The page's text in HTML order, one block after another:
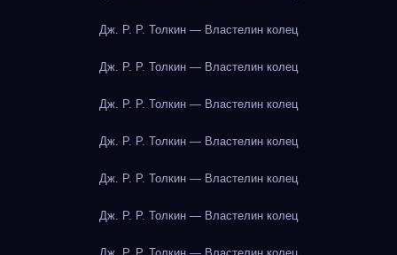
Дж. Р. Р. Толкин — Властелин колец
Дж. Р. Р. Толкин — Властелин колец
Дж. Р. Р. Толкин — Властелин колец
Дж. Р. Р. Толкин — Властелин колец
Дж. Р. Р. Толкин — Властелин колец
Дж. Р. Р. Толкин — Властелин колец